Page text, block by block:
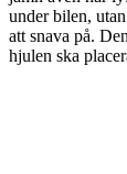
under bilen,
att snava på.
hjulen ska